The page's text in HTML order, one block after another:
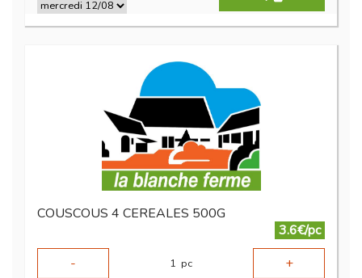
COUSCOUS 4 CEREALES 500G
3.6€/pc
-
1 pc +